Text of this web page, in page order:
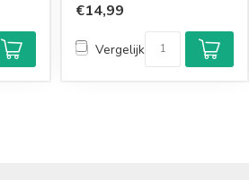
€14,99
Vergelijk